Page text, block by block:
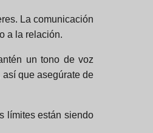
La comunicación
a la relación.
un tono de voz
que asegúrate de
límites están siendo